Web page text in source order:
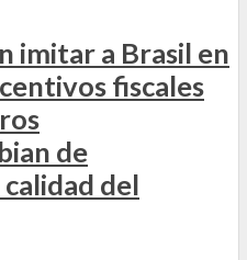
imitar a Brasil en
fiscales
de
del